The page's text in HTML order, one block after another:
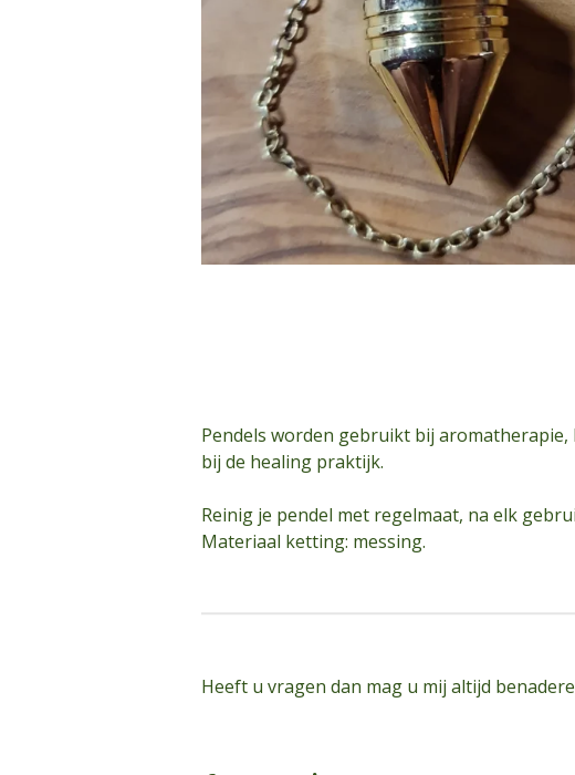
Pendels worden gebruikt bij
bij de healing praktijk.
Reinig je pendel met regelmaat, na elk
​Materiaal ketting: messing.
Heeft u vragen dan mag u mij altijd